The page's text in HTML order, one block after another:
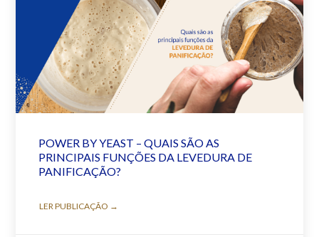
POWER BY YEAST – QUAIS SÃO AS
PRINCIPAIS FUNÇÕES DA LEVEDURA DE
PANIFICAÇÃO?
LER PUBLICAÇÃO →